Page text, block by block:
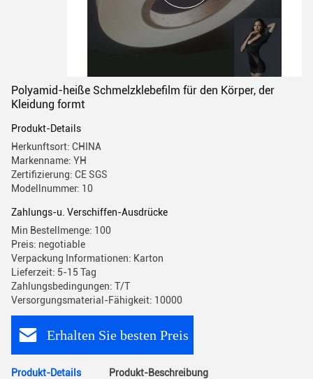
Polyamid-heiße Schmelzklebefilm für den Körper, der
Kleidung formt
Produkt-Details
Herkunftsort: CHINA
Markenname: YH
Zertifizierung: CE SGS
Modellnummer: 10
Zahlungs-u. Verschiffen-Ausdrücke
Min Bestellmenge: 100
Preis: negotiable
Verpackung Informationen: Karton
Lieferzeit: 5-15 Tag
Zahlungsbedingungen: T/T
Versorgungsmaterial-Fähigkeit: 10000
Erhalten Sie besten Preis
Produkt-Details Produkt-Beschreibung